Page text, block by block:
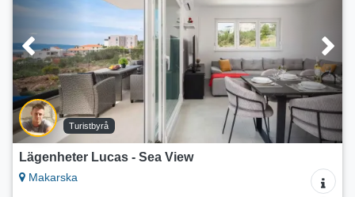
Turistbyrå
Lägenheter Lucas - Sea View
Makarska